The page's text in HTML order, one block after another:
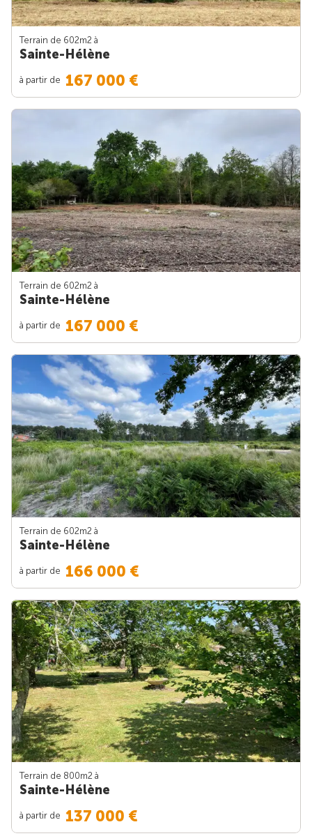
Terrain de 602m2 à
Sainte-Hélène
à partir de 167 000 €
Terrain de 602m2 à
Sainte-Hélène
à partir de 167 000 €
Terrain de 602m2 à
Sainte-Hélène
à partir de 166 000 €
Terrain de 800m2 à
Sainte-Hélène
à partir de 137 000 €